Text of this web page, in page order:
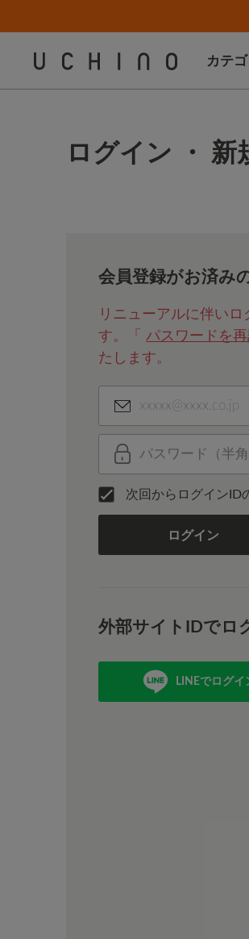
カテ
ログイン ・ 新
会員登録がお済み
リニューアルに伴い
す。「 パスワードを再
たします。
次回からログインID
ログイン
外部サイトIDでロ
LINEでログイ